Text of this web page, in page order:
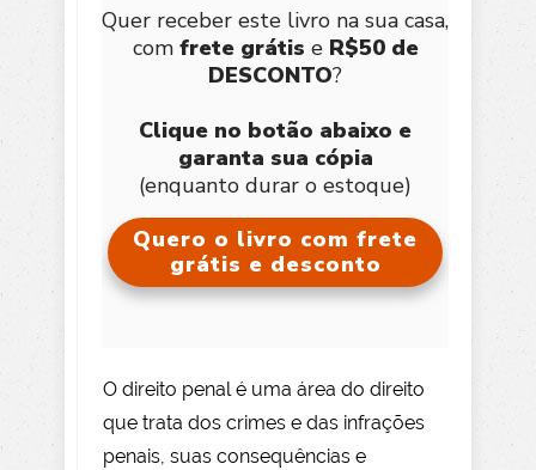
Quer receber este livro na sua casa,
com frete grátis e R$50 de
DESCONTO?
Clique no botão abaixo e
garanta sua cópia
(enquanto durar o estoque)
Quero o livro com frete
grátis e desconto
O direito penal é uma área do direito
que trata dos crimes e das infrações
penais, suas consequências e